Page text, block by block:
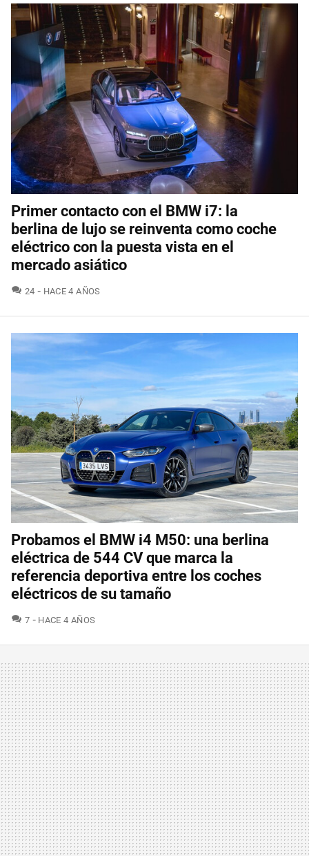
Primer contacto con el BMW i7: la
berlina de lujo se reinventa como coche
eléctrico con la puesta vista en el
mercado asiático
24 COMENTARIOS
HACE 4 AÑOS
Probamos el BMW i4 M50: una berlina
eléctrica de 544 CV que marca la
referencia deportiva entre los coches
eléctricos de su tamaño
7 COMENTARIOS
HACE 4 AÑOS